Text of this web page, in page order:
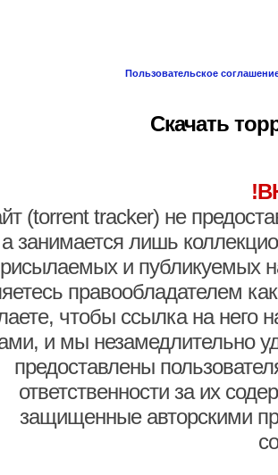
Пользовательское
Скачать
(torrent tracker) не
а занимается лишь
и публикуемых
правообладателем
чтобы ссылка на него
и мы незамедлительно
предоставлены
ответственности за их
защищенные авторскими